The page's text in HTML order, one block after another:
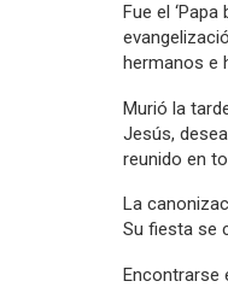
Fue el
hermanos e
Murió la
Jesús,
reunido en
La
Su fiesta se
Encontrarse